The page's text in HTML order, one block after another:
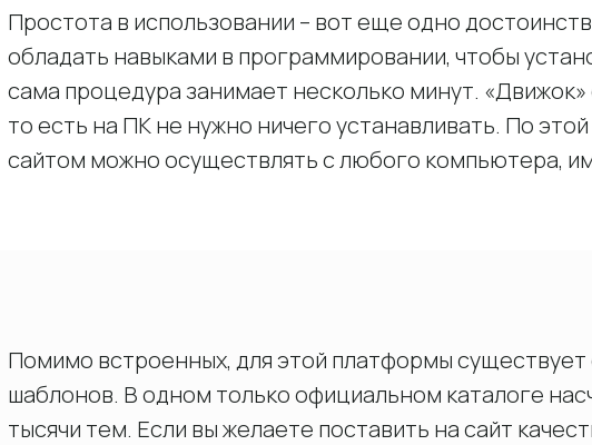
Простота в использовании – вот еще одно
обладать навыками в программировании, чтобы
сама процедура занимает несколько минут. «Движок»
то есть на ПК не нужно ничего устанавливать. По
сайтом можно осуществлять с любого компьютера,
Помимо встроенных, для этой платформы
шаблонов. В одном только официальном каталоге
тысячи тем. Если вы желаете поставить на сайт